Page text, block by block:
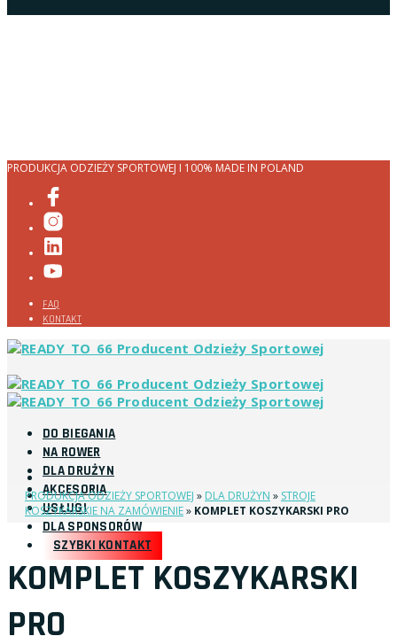
PRODUKCJA ODZIEŻY SPORTOWEJ I 100% MADE IN POLAND
FAQ
KONTAKT
DO BIEGANIA
NA ROWER
DLA DRUŻYN
AKCESORIA
USŁUGI
DLA SPONSORÓW
SZYBKI KONTAKT
PRODUKCJA ODZIEŻY SPORTOWEJ » DLA DRUŻYN » STROJE
KOSZYKARSKIE NA ZAMÓWIENIE» KOMPLET KOSZYKARSKI PRO
KOMPLET KOSZYKARSKI
PRO